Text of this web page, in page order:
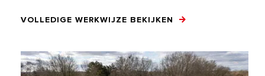
VOLLEDIGE WERKWIJZE BEKIJKEN